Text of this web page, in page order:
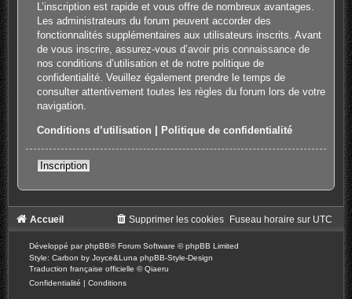
L’inscription est rapide et vous offre de nombreux avantages.
Les administrateurs du forum peuvent accorder des
fonctionnalités supplémentaires aux utilisateurs inscrits. Avant
de vous inscrire, assurez-vous d’avoir pris connaissance de
nos conditions d’utilisation et de notre politique de
confidentialité. Veuillez également prendre le temps de
consulter attentivement toutes les règles du forum lors de votre
navigation.
Conditions d’utilisation Politique de confidentialité
Inscription
Accueil Fuseau horaire sur UTC
Supprimer les cookies
Développé parphpBB® Forum Software © phpBB Limited
Style: Carbon by Joyce&Luna phpBB-Style-Design
Traduction française officielle ©Qiaeru
Confidentialité | Conditions